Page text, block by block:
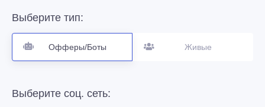
Выберите тип:
Офферы/Боты Живые
Выберите соц. сеть: